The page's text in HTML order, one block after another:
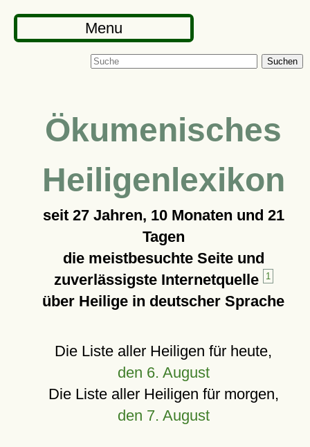
Menu
Suchen
Ökumenisches
Heiligenlexikon
seit 27 Jahren, 10 Monaten und 21
Tagen
die meistbesuchte Seite und
zuverlässigste Internetquelle
1
über Heilige in deutscher Sprache
Die Liste aller Heiligen für heute,
den 6. August
Die Liste aller Heiligen für morgen,
den 7. August